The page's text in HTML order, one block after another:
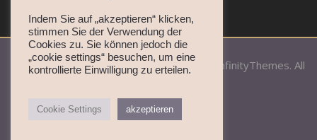
Copyrights 2025 Fusselideen | theme by InfinityThemes. All
BACK TO TOP
Indem Sie auf „akzeptieren“ klicken,
stimmen Sie der Verwendung der
Cookies zu. Sie können jedoch die
„cookie settings“ besuchen, um eine
kontrollierte Einwilligung zu erteilen.
Cookie Settings akzeptieren